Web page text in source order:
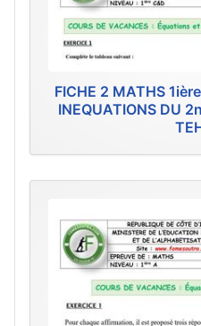
FICHE 2 MATHS
INEQUATIONS DU